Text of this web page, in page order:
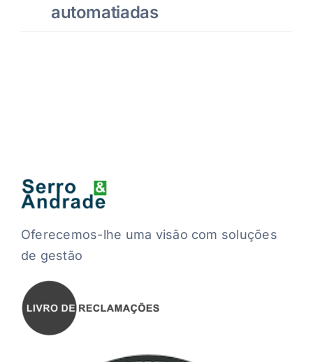
automatiadas
Oferecemos-lhe uma visão com soluções
de gestão